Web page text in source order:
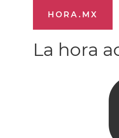
HORA.MX
La hora